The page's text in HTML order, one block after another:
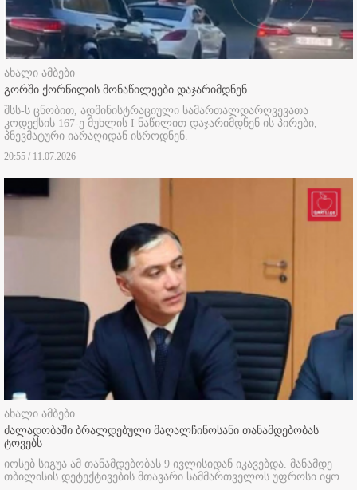
ახალი ამბები
გორში ქორწილის მონაწილეები დაჯარიმდნენ
შსს-ს ცნობით, ადმინისტრაციული სამართალდარღვევათა
კოდექსის 167-ე მუხლის I ნაწილით დაჯარიმდნენ ის პირები,
პნევმატური იარაღიდან ისროდნენ.
20:55 / 11.07.2026
ახალი ამბები
ძალადობაში ბრალდებული მაღალჩინოსანი თანამდებობას
ტოვებს
იოსებ სიგუა ამ თანამდებობას 9 ივლისიდან იკავებდა. მანამდე
თბილისის დეტექტივების მთავარი სამმართველოს უფროსი იყო.